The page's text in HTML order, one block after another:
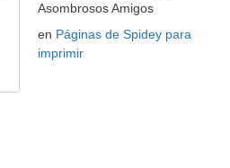
Asombrosos Amigos
en Páginas de Spidey para
imprimir